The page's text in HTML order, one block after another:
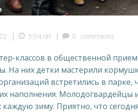
| 5:04 пп | 0 comments
классов в общественной
На них детки мастерили
встретились в
наполнения. Молодогвардейцы
зиму. Приятно, что